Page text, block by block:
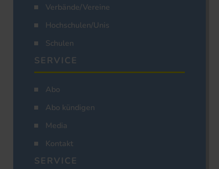
Verbände/Vereine
Hochschulen/Unis
Schulen
SERVICE
Abo
Abo kündigen
Media
Kontakt
SERVICE